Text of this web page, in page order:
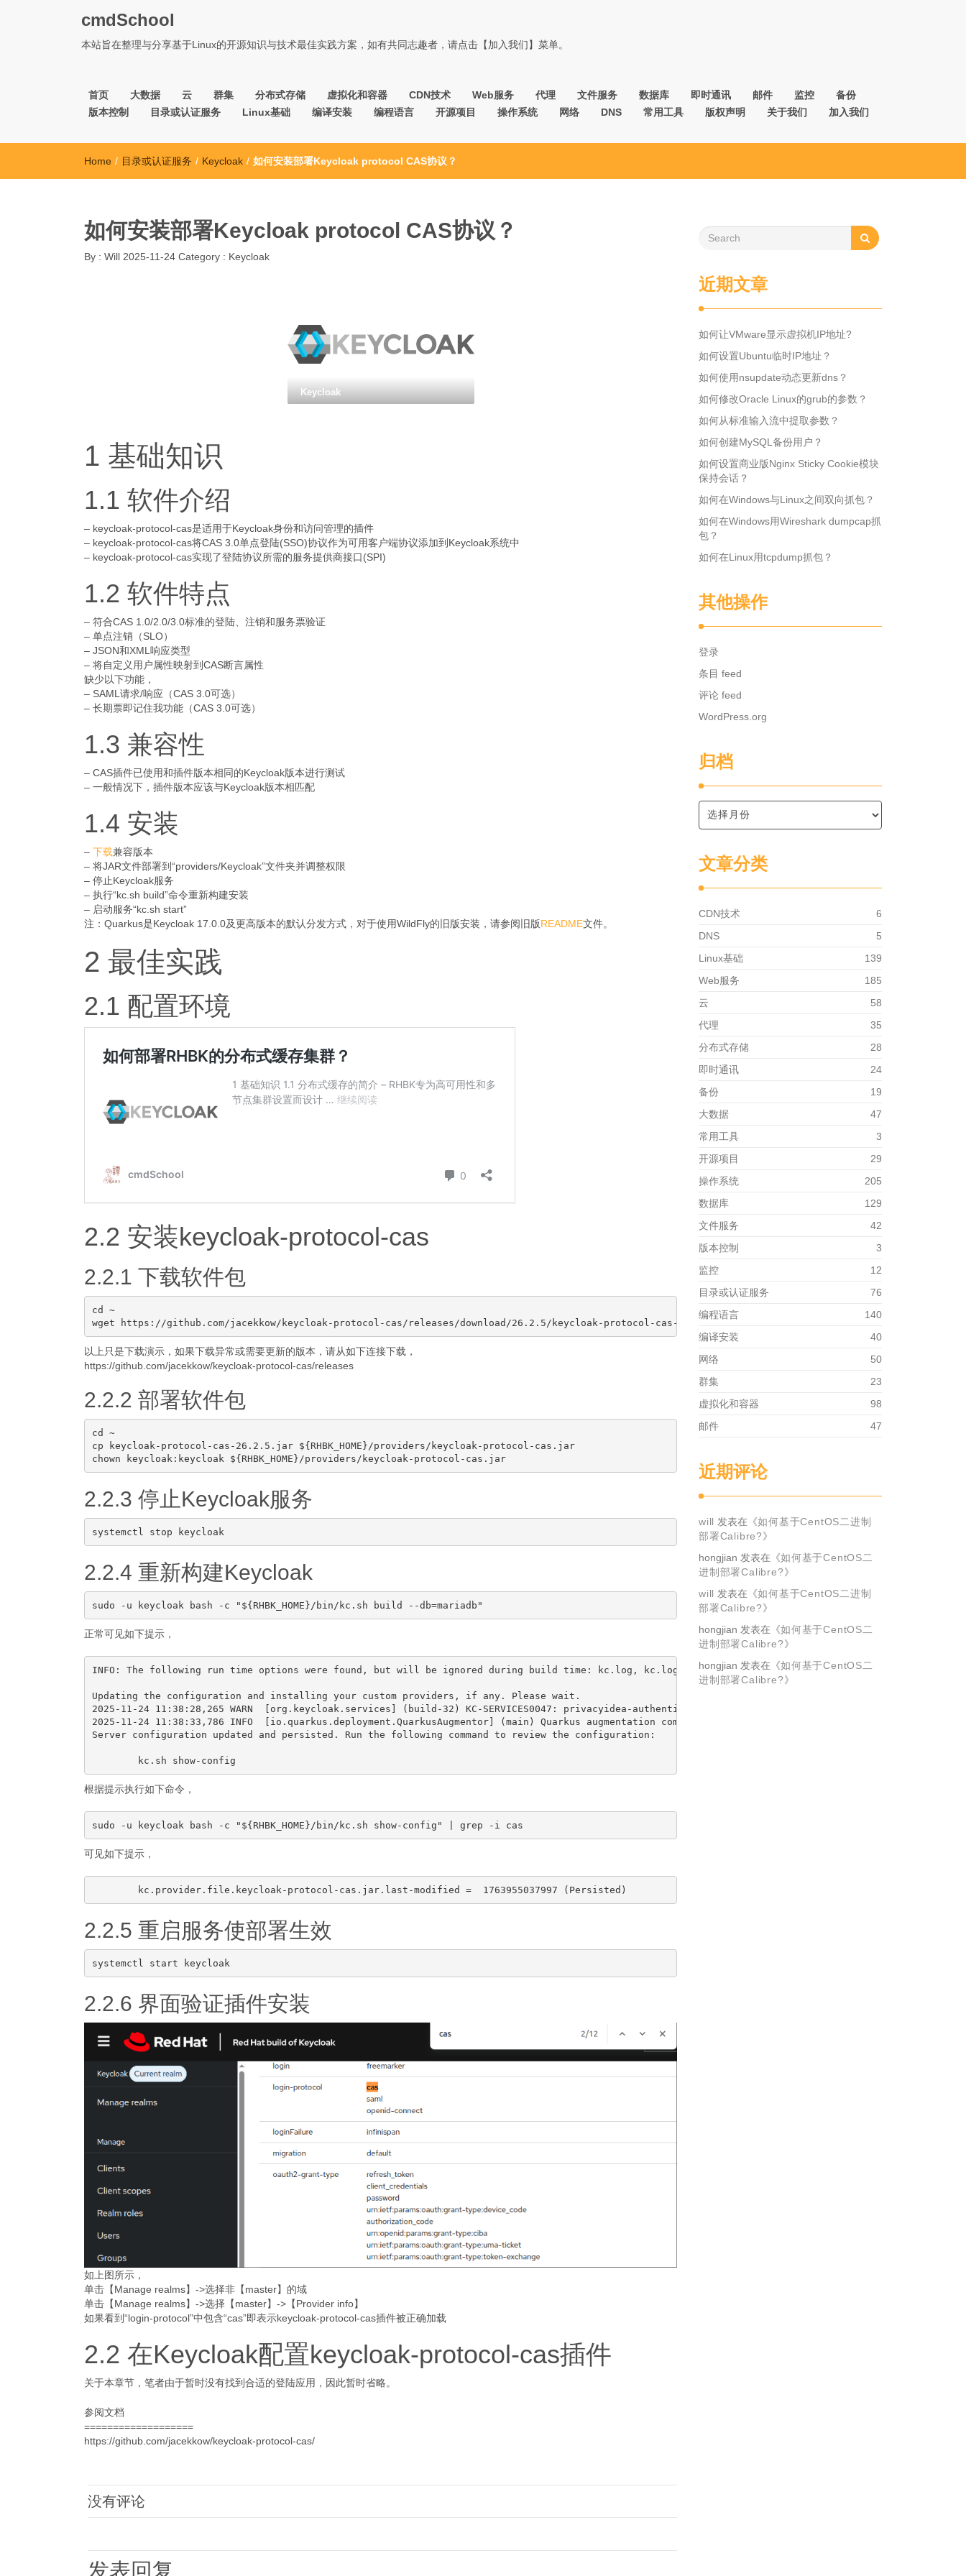
cmdSchool
本站旨在整理与分享基于Linux的开源知识与技术最佳实践方案，如有共同志趣者，请点击【加入我们】菜单。
首页 大数据 云 群集 分布式存储 虚拟化和容器 CDN技术 Web服务 代理 文件服务 数据库 即时通讯 邮件 监控
备份
版本控制
目录或认证服务 Linux基础 编译安装 编程语言 开源项目 操作系统 网络 DNS 常用工具 版权声明 关于我们 加入我们
Home / 目录或认证服务 / Keycloak / 如何安装部署Keycloak protocol CAS协议？
如何安装部署Keycloak protocol CAS协议？
By : Will 2025-11-24 Category : Keycloak
Keycloak
1 基础知识
1.1 软件介绍
– keycloak-protocol-cas是适用于Keycloak身份和访问管理的插件
– keycloak-protocol-cas将CAS 3.0单点登陆(SSO)协议作为可用客户端协议添加到Keycloak系统中
– keycloak-protocol-cas实现了登陆协议所需的服务提供商接口(SPI)
1.2 软件特点
– 符合CAS 1.0/2.0/3.0标准的登陆、注销和服务票验证
– 单点注销（SLO）
– JSON和XML响应类型
– 将自定义用户属性映射到CAS断言属性
缺少以下功能，
– SAML请求/响应（CAS 3.0可选）
– 长期票即记住我功能（CAS 3.0可选）
1.3 兼容性
– CAS插件已使用和插件版本相同的Keycloak版本进行测试
– 一般情况下，插件版本应该与Keycloak版本相匹配
1.4 安装
– 下载兼容版本
– 将JAR文件部署到“providers/Keycloak”文件夹并调整权限
– 停止Keycloak服务
– 执行“kc.sh build”命令重新构建安装
– 启动服务“kc.sh start”
注：Quarkus是Keycloak 17.0.0及更高版本的默认分发方式，对于使用WildFly的旧版安装，请参阅旧版README文件。
2 最佳实践
2.1 配置环境
2.2 安装keycloak-protocol-cas
2.2.1 下载软件包
cd ~
wget https://github.com/jacekkow/keycloak-protocol-cas/releases/download/26.2.5/keycloak-protocol-cas-26.2.5.jar
以上只是下载演示，如果下载异常或需要更新的版本，请从如下连接下载，
https://github.com/jacekkow/keycloak-protocol-cas/releases
2.2.2 部署软件包
cd ~
cp keycloak-protocol-cas-26.2.5.jar ${RHBK_HOME}/providers/keycloak-protocol-cas.jar
chown keycloak:keycloak ${RHBK_HOME}/providers/keycloak-protocol-cas.jar
2.2.3 停止Keycloak服务
2.2.4 重新构建Keycloak
正常可见如下提示，
INFO: The following run time options were found, but will be ignored during build time: kc.log, kc.log-file, kc.log-level, kc.db-url, kc.db-username,
Updating the configuration and installing your custom providers, if any. Please wait.
2025-11-24 11:38:28,265 WARN  [org.keycloak.services] (build-32) KC-SERVICES0047: privacyidea-authenticator
2025-11-24 11:38:33,786 INFO  [io.quarkus.deployment.QuarkusAugmentor] (main) Quarkus augmentation completed in 8845ms
Server configuration updated and persisted. Run the following command to review the configuration:
根据提示执行如下命令，
可见如下提示，
2.2.5 重启服务使部署生效
2.2.6 界面验证插件安装
如上图所示，
单击【Manage realms】->选择非【master】的域
单击【Manage realms】->选择【master】->【Provider info】
如果看到“login-protocol”中包含“cas”即表示keycloak-protocol-cas插件被正确加载
2.2 在Keycloak配置keycloak-protocol-cas插件
关于本章节，笔者由于暂时没有找到合适的登陆应用，因此暂时省略。
参阅文档
===================
https://github.com/jacekkow/keycloak-protocol-cas/
没有评论
发表回复
近期文章
如何让VMware显示虚拟机IP地址?
如何设置Ubuntu临时IP地址？
如何使用nsupdate动态更新dns？
如何修改Oracle Linux的grub的参数？
如何从标准输入流中提取参数？
如何创建MySQL备份用户？
如何设置商业版Nginx Sticky Cookie模块
保持会话？
如何在Windows与Linux之间双向抓包？
如何在Windows用Wireshark dumpcap抓
包？
如何在Linux用tcpdump抓包？
其他操作
登录
条目 feed
评论 feed
WordPress.org
归档
文章分类
CDN技术
6
DNS
5
Linux基础
139
Web服务
185
云
58
代理
35
分布式存储
28
即时通讯
24
备份
19
大数据
47
常用工具
3
开源项目
29
操作系统
205
数据库
129
文件服务
42
版本控制
3
监控
12
目录或认证服务
76
编程语言
140
编译安装
40
网络
50
群集
23
虚拟化和容器
98
邮件
47
近期评论
will 发表在《如何基于CentOS二进制
部署Calibre?》
hongjian 发表在《如何基于CentOS二
进制部署Calibre?》
will 发表在《如何基于CentOS二进制
部署Calibre?》
hongjian 发表在《如何基于CentOS二
进制部署Calibre?》
hongjian 发表在《如何基于CentOS二
进制部署Calibre?》